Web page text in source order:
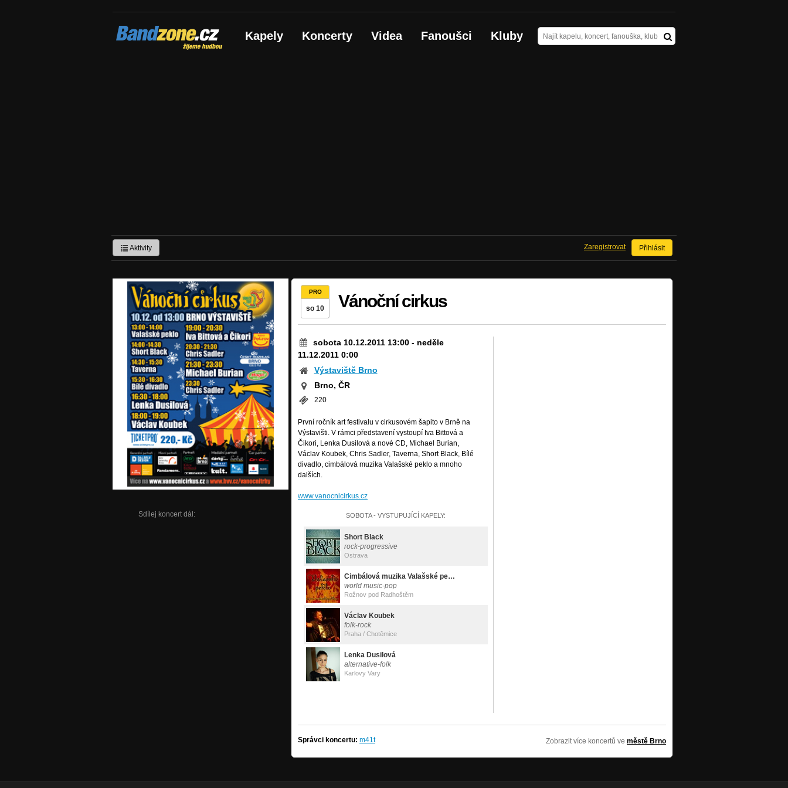
Bandzone.cz
žijeme hudbou Kapely Koncerty Videa Fanoušci Kluby
Aktivity Přihlásit
Zaregistrovat
Sdílej koncert dál:
PRO
so 10 Vánoční cirkus
sobota 10.12.2011 13:00 - neděle
11.12.2011 0:00
Výstaviště Brno
Brno, ČR
220
První ročník art festivalu v cirkusovém šapito v Brně na
Výstavišti. V rámci představení vystoupí Iva Bittová a
Čikori, Lenka Dusilová a nové CD, Michael Burian,
Václav Koubek, Chris Sadler, Taverna, Short Black, Bílé
divadlo, cimbálová muzika Valašské peklo a mnoho
dalších.
www.vanocnicirkus.cz
SOBOTA - VYSTUPUJÍCÍ KAPELY:
Short Black
rock-progressive
Ostrava
Cimbálová muzika Valašské peklo
world music-pop
Rožnov pod Radhoštěm
Václav Koubek
folk-rock
Praha / Chotěmice
Lenka Dusilová
alternative-folk
Karlovy Vary
Správci koncertu: m41t Zobrazit více koncertů ve městě Brno